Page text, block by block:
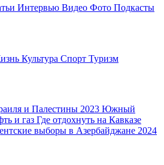
Интервью Видео Фото Подкасты
Культура Спорт Туризм
и Палестины 2023 Южный
и газ Где отдохнуть на Кавказе
выборы в Азербайджане 2024